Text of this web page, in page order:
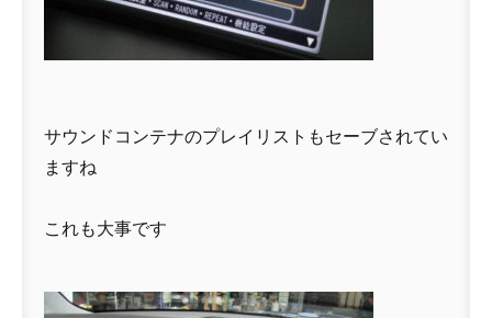
サウンドコンテナのプレイリストもセーブされてい
ますね
これも大事です